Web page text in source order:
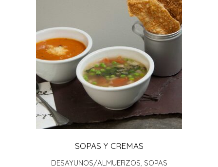
ADICIONAR PRODUCTO
SOPAS Y CREMAS
DESAYUNOS/ALMUERZOS, SOPAS